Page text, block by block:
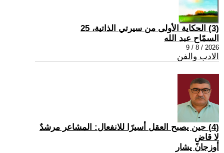
(3) الحكاية الأولى من سيرتي الذاتية، 25
السمّاح عبد الله
2026 / 8 / 9
الادب والفن
(4) حين يصبح العقل أسيرًا للانفعال: المشاعر مرشدٌ
لا قاضٍ
أوزجان يشار